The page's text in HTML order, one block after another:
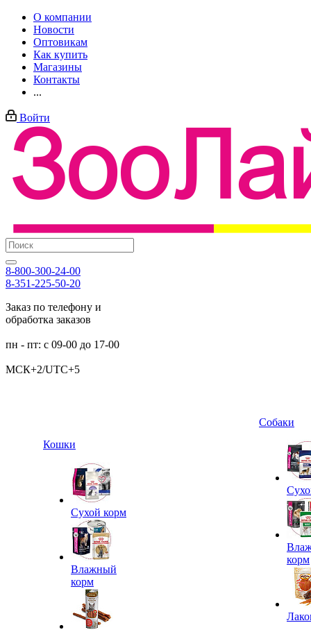
О компании
Новости
Оптовикам
Как купить
Магазины
Контакты
...
Войти
8-800-300-24-00
8-351-225-50-20
Заказ по телефону и
обработка заказов
пн - пт: с 09-00 до 17-00
МСК+2/UTC+5
Кошки
Сухой корм
Влажный
корм
Собаки
корм